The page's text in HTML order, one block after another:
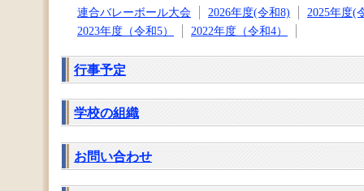
連合バレーボール大会 2026年度(令和8)
2025年度(
2023年度（令和5）
2022年度（令和4）
行事予定
学校の組織
お問い合わせ